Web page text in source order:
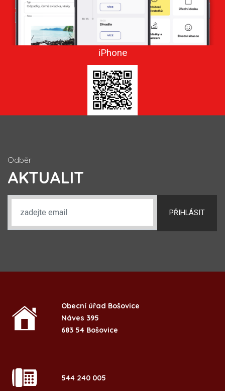
iPhone
Odběr
AKTUALIT
PŘIHLÁSIT
Obecní úřad Bošovice
Náves 395
683 54 Bošovice
544 240 005